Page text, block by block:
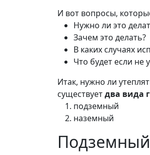
И вот вопросы,
Нужно ли это
Зачем это делать?
В каких случаях
Что будет если не
Итак, нужно ли
существуетдва вида
подземный
наземный
Подземный